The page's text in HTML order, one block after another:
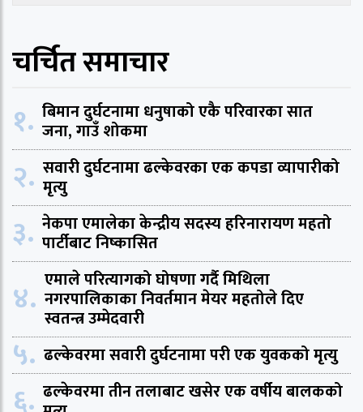
चर्चित समाचार
१. बिमान दुर्घटनामा धनुषाको एकै परिवारका सात
जना, गाउँ शोकमा
२. सवारी दुर्घटनामा ढल्केवरका एक कपडा व्यापारीको
मृत्यु
३. नेकपा एमालेका केन्द्रीय सदस्य हरिनारायण महतो
पार्टीबाट निष्कासित
४. एमाले परित्यागको घोषणा गर्दै मिथिला
नगरपालिकाका निवर्तमान मेयर महतोले दिए
स्वतन्त्र उम्मेदवारी
५. ढल्केवरमा सवारी दुर्घटनामा परी एक युवकको मृत्यु
६. ढल्केवरमा तीन तलाबाट खसेर एक वर्षीय बालकको